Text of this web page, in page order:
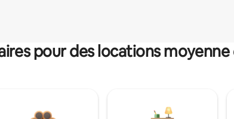
pour des locations